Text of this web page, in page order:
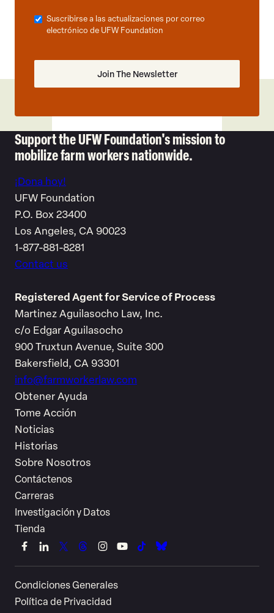
Suscribirse a las actualizaciones por correo
electrónico de UFW Foundation
Support the UFW Foundation's mission to
mobilize farm workers nationwide.
¡Dona hoy!
UFW Foundation
P.O. Box 23400
Los Angeles, CA 90023
1-877-881-8281
Contact us
Registered Agent for Service of Process
Martinez Aguilasocho Law, Inc.
c/o Edgar Aguilasocho
900 Truxtun Avenue, Suite 300
Bakersfield, CA 93301
info@farmworkerlaw.com
Obtener Ayuda
Tome Acción
Noticias
Historias
Sobre Nosotros
Contáctenos
Carreras
Investigación y Datos
Tienda
Link
to
Facebook
Link
to
LinkedIn
Link
to
X
(Twitter)
Link
to
Threads
Link
to
Instagram
Link
to
Link
to
Link
to
Condiciones Generales
Política de Privacidad